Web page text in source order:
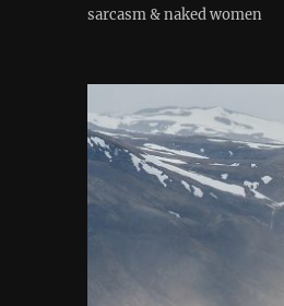
sarcasm & naked women